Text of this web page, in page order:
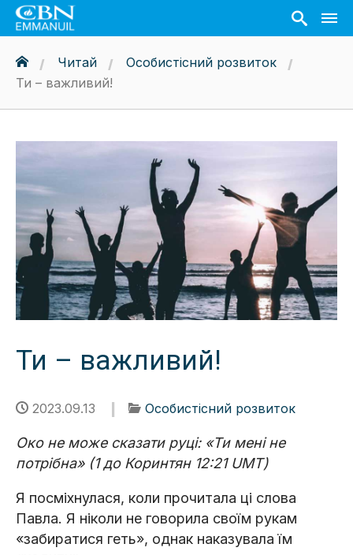
Читай
Особистісний розвиток
Ти – важливий!
Ти – важливий!
2023.09.13 Особистісний розвиток
Око не може сказати руці: «Ти мені не
потрібна» (1 до Коринтян 12:21 UMT)
Я посміхнулася, коли прочитала ці слова
Павла. Я ніколи не говорила своїм рукам
«забиратися геть», однак наказувала їм